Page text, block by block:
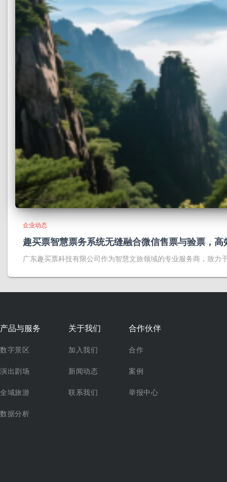
企业动态
趣买票智慧票务系统无缝融合微信售票与验票，
广东趣买票科技有限公司作为智慧文旅领域的专业服务商，致力
产品与服务
数字景区
演出剧场
全域旅游
数据分析
关于我们
加入我们
新闻动态
联系我们
合作伙伴
合作
案例
举报中心